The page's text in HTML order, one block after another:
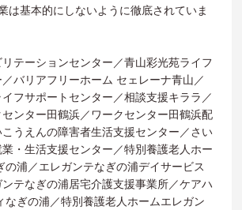
は基本的にしないように徹底されていま
テーションセンター／青山彩光苑ライフ
バリアフリーホーム セェレーナ青山／
フサポートセンター／相談支援キララ／
ンター田鶴浜／ワークセンター田鶴浜配
うえんの障害者生活支援センター／さい
・生活支援センター／特別養護老人ホー
の浦／エレガンテなぎの浦デイサービス
テなぎの浦居宅介護支援事業所／ケアハ
なぎの浦／特別養護老人ホームエレガン